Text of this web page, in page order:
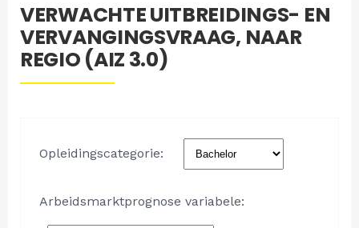
VERWACHTE UITBREIDINGS- EN
VERVANGINGSVRAAG, NAAR
REGIO (AIZ 3.0)